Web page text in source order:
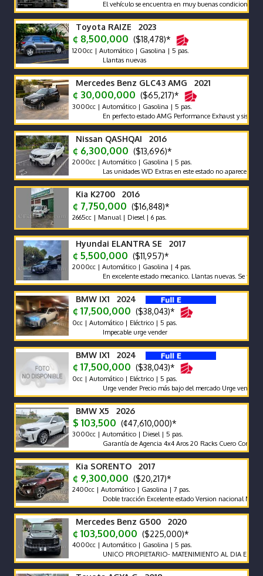
El vehículo se encuentra en muy buenas condiciones tanto
Toyota RAIZE 2023
¢ 8,500,000 ($18,478)*
1200cc | Automático | Gasolina | 5 pas.
Llantas nuevas
Mercedes Benz GLC43 AMG 2021
¢ 30,000,000 ($65,217)*
3000cc | Automático | Gasolina | 5 pas.
En perfecto estado AMG Performance Exhaust y sistema de
Nissan QASHQAI 2016
¢ 6,300,000 ($13,696)*
2000cc | Automático | Gasolina | 5 pas.
Las unidades WD Extras en este estado no aparecen con
Kia K2700 2016
¢ 7,750,000 ($16,848)*
2665cc | Manual | Diesel | 6 pas.
Hyundai ELANTRA SE 2017
¢ 5,500,000 ($11,957)*
2000cc | Automático | Gasolina | 4 pas.
En excelente estado mecanico. Llantas nuevas. Se traspasa
BMW IX1 2024
¢ 17,500,000 ($38,043)*
0cc | Automático | Eléctrico | 5 pas.
Impecable urge vender
BMW IX1 2024
¢ 17,500,000 ($38,043)*
0cc | Automático | Eléctrico | 5 pas.
Urge vender Precio más bajo del mercado Urge vender
BMW X5 2026
$ 103,500 (¢47,610,000)*
3000cc | Automático | Diesel | 5 pas.
Garantía de Agencia 4x4 Aros 20 Racks Cuero Compuerta
Kia SORENTO 2017
¢ 9,300,000 ($20,217)*
2400cc | Automático | Gasolina | 7 pas.
Doble tracción Excelente estado Version nacional Nada que
Mercedes Benz G500 2020
¢ 103,500,000 ($225,000)*
4000cc | Automático | Gasolina | 5 pas.
UNICO PROPIETARIO- MATENIMIENTO AL DIA EN AGENCIA